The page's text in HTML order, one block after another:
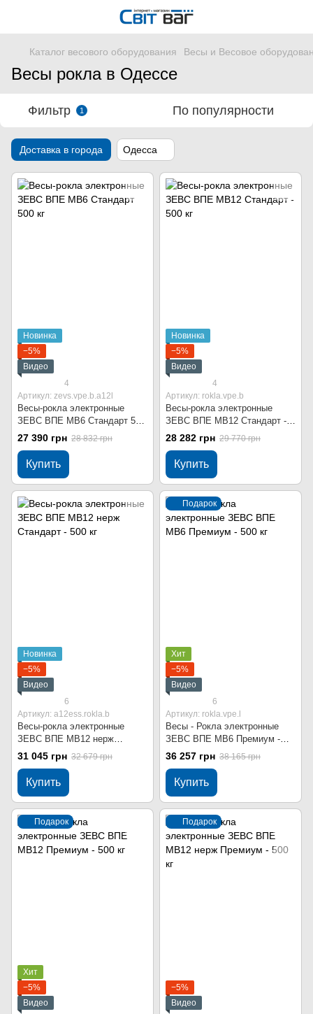
Каталог весового оборудования Весы и Весовое
Весы рокла в Одессе
Фильтр 1 По популярности
Доставка в города Одесса
Новинка
−5%
Видео
4
Артикул: zevs.vpe.b.a12l
Весы-рокла электронные
ЗЕВС ВПЕ МВ6 Стандарт 500
кг
27 390 грн 28 832 грн
Купить
Новинка
−5%
Видео
4
Артикул: rokla.vpe.b
Весы-рокла электронные
ЗЕВС ВПЕ МВ12 Стандарт -
500 кг
28 282 грн 29 770 грн
Купить
Новинка
−5%
Видео
6
Артикул: a12ess.rokla.b
Весы-рокла электронные
ЗЕВС ВПЕ МВ12 нерж
Стандарт - 500 кг
31 045 грн 32 679 грн
Купить
Подарок
Хит
−5%
Видео
6
Артикул: rokla.vpe.l
Весы - Рокла электронные
ЗЕВС ВПЕ МВ6 Премиум -
500 кг
36 257 грн 38 165 грн
Купить
Подарок
Хит
−5%
Видео
Подарок
−5%
Видео